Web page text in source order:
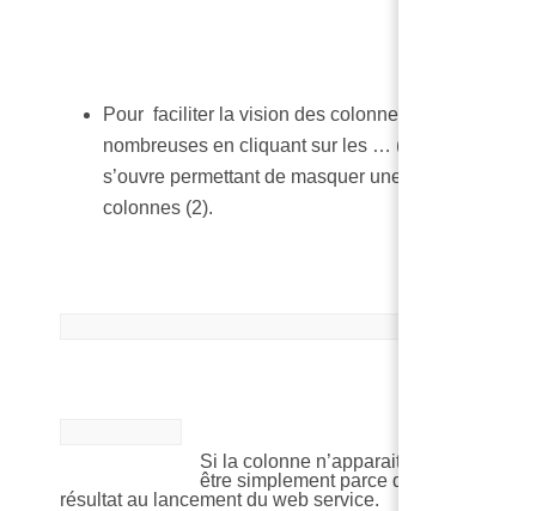
Pour faciliter la vision des colonnes quand trop
nombreuses en cliquant sur les … (1) une fenêtre
s’ouvre permettant de masquer une ou plusieurs
colonnes (2).
Si la colonne n’apparait pas, c’est peut
être simplement parce qu’il n’y aucun
résultat au lancement du web service.